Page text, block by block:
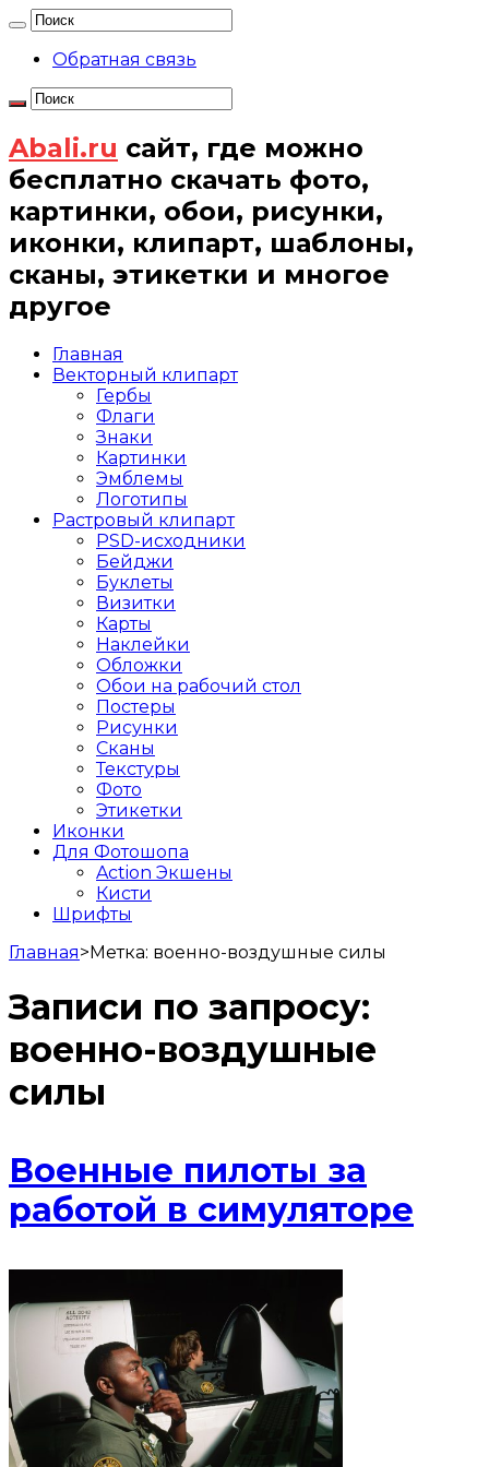
Обратная связь
Abali.ru сайт, где можно
бесплатно скачать фото,
картинки, обои, рисунки,
иконки, клипарт, шаблоны,
сканы, этикетки и многое
другое
Главная
Векторный клипарт
Гербы
Флаги
Знаки
Картинки
Эмблемы
Логотипы
Растровый клипарт
PSD-исходники
Бейджи
Буклеты
Визитки
Карты
Наклейки
Обложки
Обои на рабочий стол
Постеры
Рисунки
Сканы
Текстуры
Фото
Этикетки
Иконки
Для Фотошопа
Action Экшены
Кисти
Шрифты
Главная>Метка: военно-воздушные силы
Записи по запросу:
военно-воздушные
силы
Военные пилоты за
работой в симуляторе